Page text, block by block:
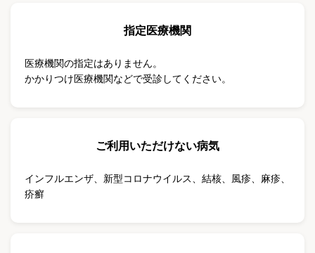
指定医療機関
医療機関の指定はありません。
かかりつけ医療機関などで受診してください。
ご利用いただけない病気
インフルエンザ 新型コロナウイルス 結核 風疹 麻疹
疥癬